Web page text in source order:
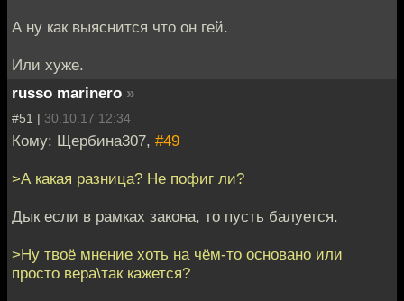
А ну как выяснится что он гей.
Или хуже.
russo marinero »
#51 | 30.10.17 12:34
Кому: Щербина307, #49
>А какая разница? Не пофиг ли?
Дык если в рамках закона, то пусть балуется.
>Ну твоё мнение хоть на чём-то основано или
просто вера\так кажется?